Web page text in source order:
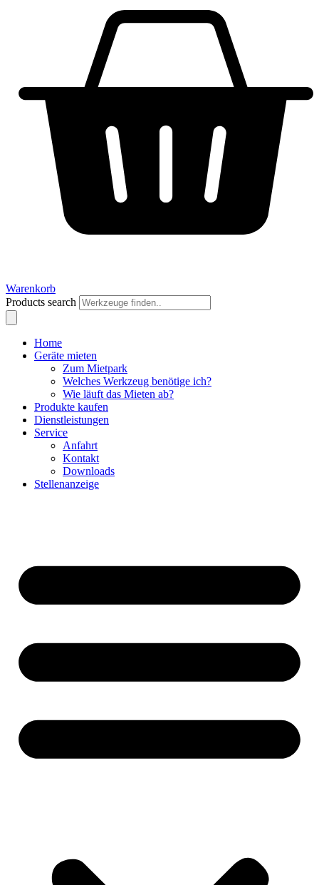
Warenkorb
Products search
Home
Geräte mieten
Zum Mietpark
Welches Werkzeug benötige ich?
Wie läuft das Mieten ab?
Produkte kaufen
Dienstleistungen
Service
Anfahrt
Kontakt
Downloads
Stellenanzeige